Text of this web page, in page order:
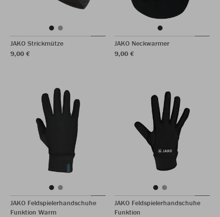
JAKO Strickmütze
9,00 €
JAKO Neckwarmer
9,00 €
JAKO Feldspielerhandschuhe
Funktion Warm
JAKO Feldspielerhandschuhe
Funktion